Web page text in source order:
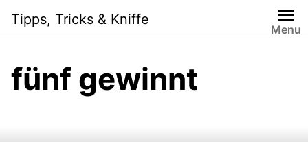
content
Tipps, Tricks & Kniffe
Menu
fünf gewinnt